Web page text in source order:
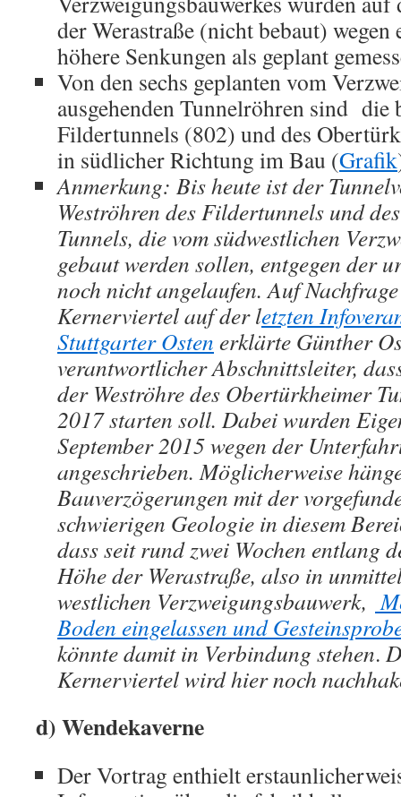
der Werastraße (nicht bebaut)
höhere Senkungen als geplant
Von den sechs geplanten vom
ausgehenden Tunnelröhren sind die
Fildertunnels (802) und des
in südlicher Richtung im Bau (Grafik
Anmerkung: Bis heute ist der
Weströhren des Fildertunnels und
Tunnels, die vom südwestlichen
gebaut werden sollen, entgegen der
noch nicht angelaufen. Auf
Kernerviertel auf der letzten
Stuttgarter Osten erklärte Günther
verantwortlicher Abschnittsleiter,
der Weströhre des Obertürkheimer
2017 starten soll. Dabei wurden
September 2015 wegen der
angeschrieben. Möglicherweise
Bauverzögerungen mit der
schwierigen Geologie in diesem
dass seit rund zwei Wochen entlang
Höhe der Werastraße, also in
westlichen Verzweigungsbauwerk,
Boden eingelassen und
könnte damit in Verbindung stehen.
Kernerviertel wird hier noch
d) Wendekaverne
Der Vortrag enthielt